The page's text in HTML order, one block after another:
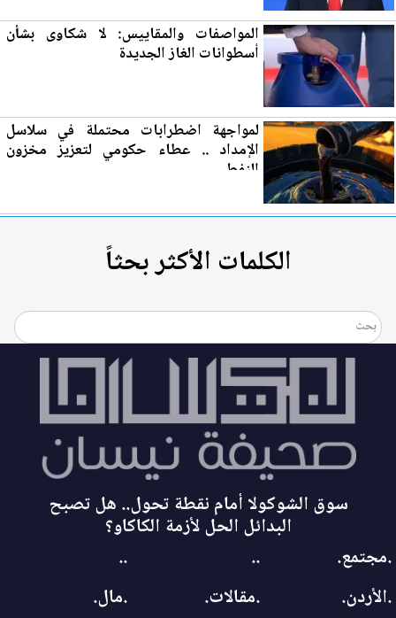
المواصفات والمقاييس: لا شكاوى بشأن
أسطوانات الغازالجديدة
لمواجهة اضطرابات محتملة في سلاسل
الإمداد .. عطاء حكومي لتعزيز مخزون
النفط
الكلمات الأكثر بحثاً
سوق الشوكولا أمام نقطة تحول.. هل تصبح
البدائل الحل لأزمة الكاكاو؟
.مجتمع.
..
..
.الأردن.
.مقالات. .مال.